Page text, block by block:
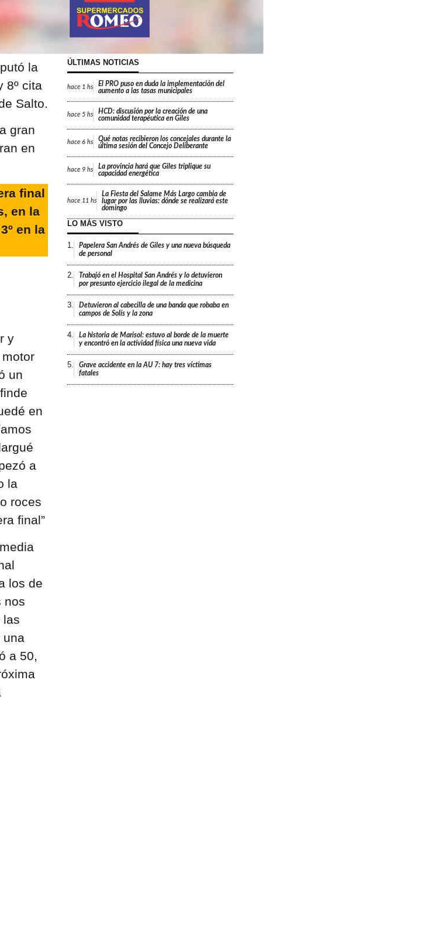
la
8º cita
Salto.
gran
en
final
en la
en la
y
un
en
a
la
roces
final”
los de
nos
las
una
a 50,
ÚLTIMAS NOTICIAS
hace 1 hs
El PRO puso en duda la implementación del
aumento a las tasas municipales
hace 5 hs
HCD: discusión por la creación de una
comunidad terapéutica en Giles
hace 6 hs
Qué notas recibieron los concejales durante la
última sesión del Concejo Deliberante
hace 9 hs
La provincia hará que Giles triplique su
capacidad energética
hace 11 hs
La Fiesta del Salame Más Largo cambia de
lugar por las lluvias: dónde se realizará este
domingo
LO MÁS VISTO
1.
Papelera San Andrés de Giles y una nueva búsqueda
de personal
2.
Trabajó en el Hospital San Andrés y lo detuvieron
por presunto ejercicio ilegal de la medicina
3.
Detuvieron al cabecilla de una banda que robaba en
campos de Solís y la zona
4.
La historia de Marisol: estuvo al borde de la muerte
y encontró en la actividad física una nueva vida
5.
Grave accidente en la AU 7: hay tres víctimas
fatales